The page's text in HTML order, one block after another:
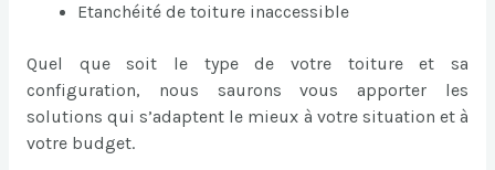
Etanchéité de toiture inaccessible
Quel que soit le type de votre toiture et sa
configuration, nous saurons vous apporter les
solutions qui s’adaptent le mieux à votre situation et à
votre budget.